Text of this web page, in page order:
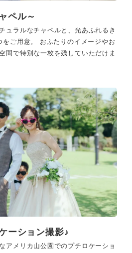
ペル～
ュラルなチャペルと、光あふれるき
をご用意。 おふたりのイメージやお
間で特別な一枚を残していただけま
ーション撮影♪
アメリカ山公園でのプチロケーショ